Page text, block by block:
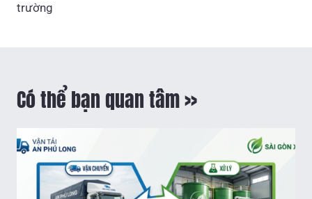
trường
Có thể bạn quan tâm >>